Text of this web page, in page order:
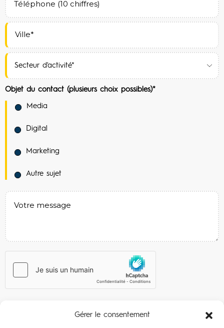
Gérer le consentement
Objet du contact (plusieurs choix possibles)*
Media
Digital
Marketing
Autre sujet